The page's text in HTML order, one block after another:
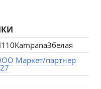
нейтральный
интерьер и зону
вещей, растений и
Маркет/партнер